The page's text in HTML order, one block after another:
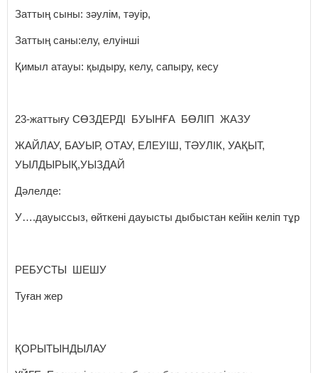
Заттың сыны: зәулім, тәуір,
Заттың саны:елу, елуінші
Қимыл атауы: қыдыру, келу, сапыру, кесу
23-жаттығу СӨЗДЕРДІ БУЫНҒА БӨЛІП ЖАЗУ
ЖАЙЛАУ, БАУЫР, ОТАУ, ЕЛЕУІШ, ТӘУЛІК, УАҚЫТ,
УЫЛДЫРЫҚ,УЫЗДАЙ
Дәлелде:
У….дауыссыз, өйткені дауысты дыбыстан кейін келіп тұр
РЕБУСТЫ ШЕШУ
Туған жер
ҚОРЫТЫНДЫЛАУ